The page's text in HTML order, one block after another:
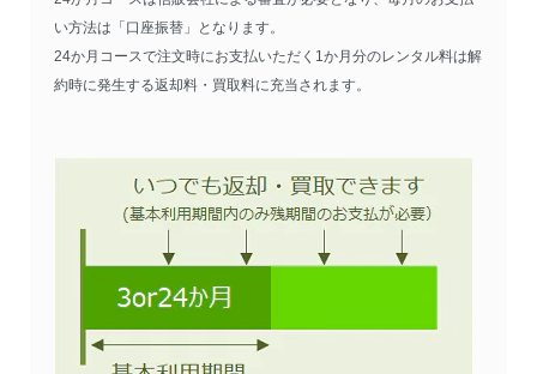
い方法は「口座振替」となります。
24か月コースで注文時にお支払いただく1か月分のレンタル料は解
約時に発生する返却料・買取料に充当されます。